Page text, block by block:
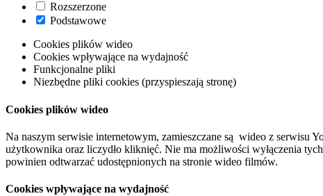
Rozszerzone
Podstawowe
Cookies plików wideo
Cookies wpływające na wydajność
Funkcjonalne pliki
Niezbędne pliki cookies (przyspieszają stronę)
Cookies plików wideo
Na naszym serwisie internetowym, zamieszczane są wideo z serwisu
użytkownika oraz liczydło kliknięć. Nie ma możliwości wyłączenia
powinien odtwarzać udostępnionych na stronie wideo filmów.
Cookies wpływające na wydajność